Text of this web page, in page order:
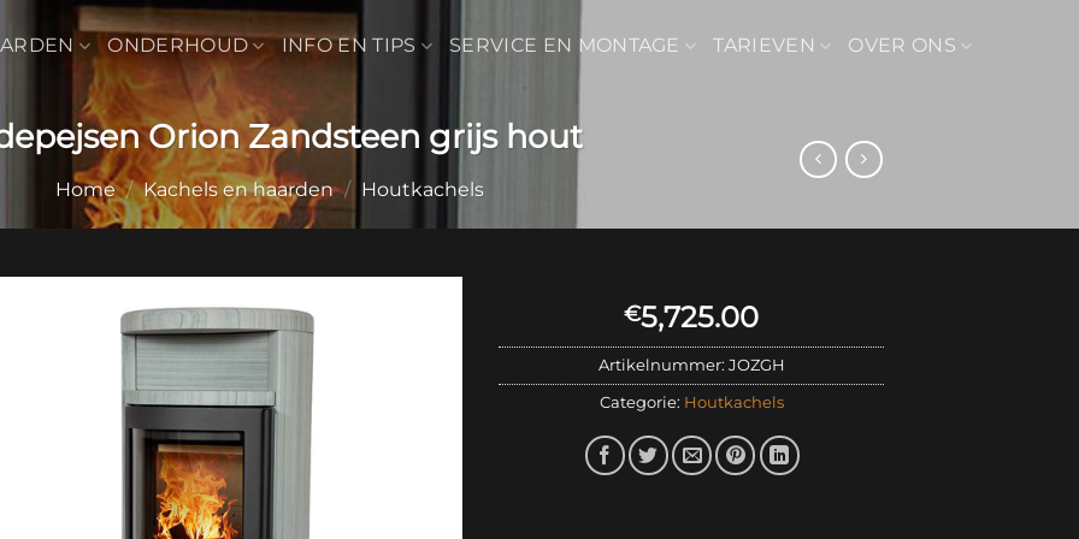
ONDERHOUD INFO EN TIPS SERVICE EN MONTAGE TARIEVEN OVER ONS
Orion Zandsteen grijs hout
Home / Kachels en haarden / Houtkachels
€5,725.00
Artikelnummer: JOZGH
Categorie: Houtkachels